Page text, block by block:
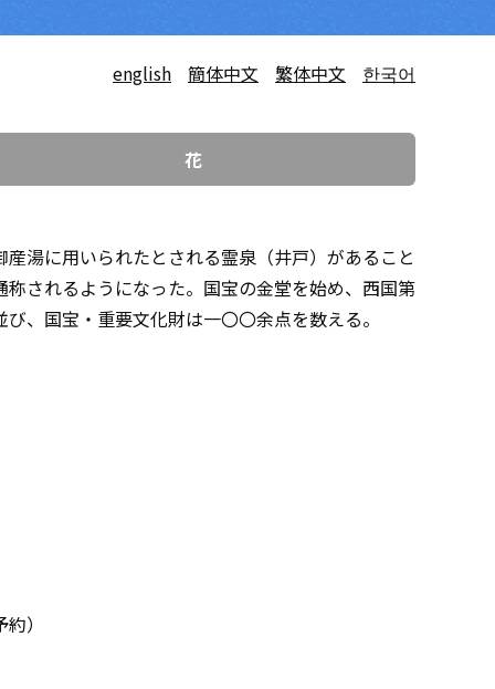
english 簡体中文 繁体中文 한국어
花
湯に用いられたとされる霊泉（井戸）があること
されるようになった。国宝の金堂を始め、西国第
、国宝・重要文化財は一〇〇余点を数える。
）